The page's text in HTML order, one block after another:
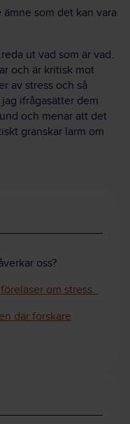
som det kan vara
ut vad som är vad.
och är kritisk mot
av stress och så
ifrågasätter dem
och menar att det
granskar larm om
oss?
om stress.
där forskare